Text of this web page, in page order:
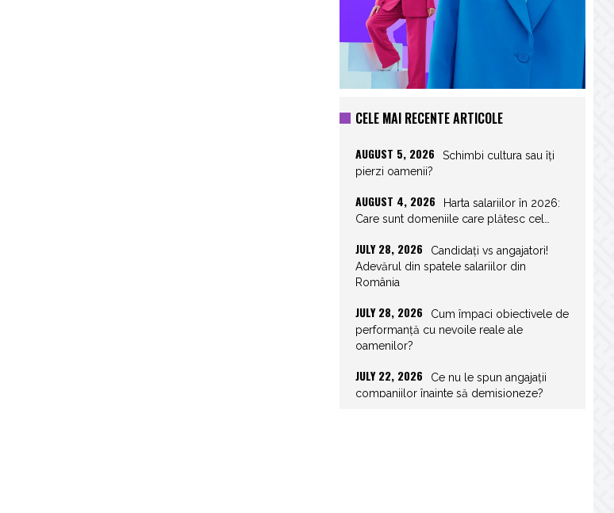
CELE MAI RECENTE ARTICOLE
AUGUST 5, 2026
Schimbi cultura sau îți
pierzi oamenii?
AUGUST 4, 2026
Harta salariilor în 2026:
Care sunt domeniile care plătesc cel…
JULY 28, 2026
Candidați vs angajatori!
Adevărul din spatele salariilor din
România
JULY 28, 2026
Cum împaci obiectivele de
performanță cu nevoile reale ale
oamenilor?
JULY 22, 2026
Ce nu le spun angajații
companiilor înainte să demisioneze?